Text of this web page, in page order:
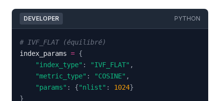
DEVELOPER PYTHON
# IVF_FLAT (équilibré)
index_params = {
"index_type" : "IVF_FLAT" ,
"metric_type" : "COSINE" ,
"params" : {"nlist" : 1024}
}